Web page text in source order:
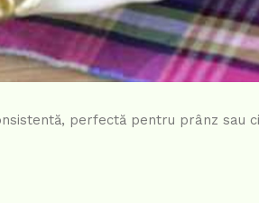
perfectă pentru prânz sau